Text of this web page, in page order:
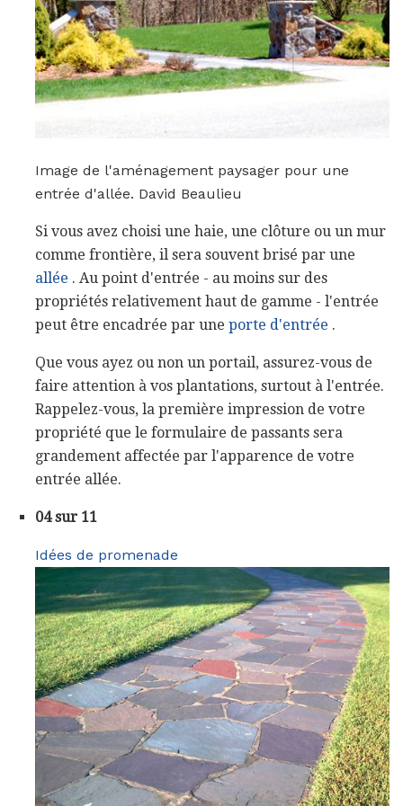
Image de l'aménagement paysager pour une
entrée d'allée. David Beaulieu
Si vous avez choisi une haie, une clôture ou un mur
comme frontière, il sera souvent brisé par une
allée . Au point d'entrée - au moins sur des
propriétés relativement haut de gamme - l'entrée
peut être encadrée par une porte d'entrée .
Que vous ayez ou non un portail, assurez-vous de
faire attention à vos plantations, surtout à l'entrée.
Rappelez-vous, la première impression de votre
propriété que le formulaire de passants sera
grandement affectée par l'apparence de votre
entrée allée.
04 sur 11
Idées de promenade